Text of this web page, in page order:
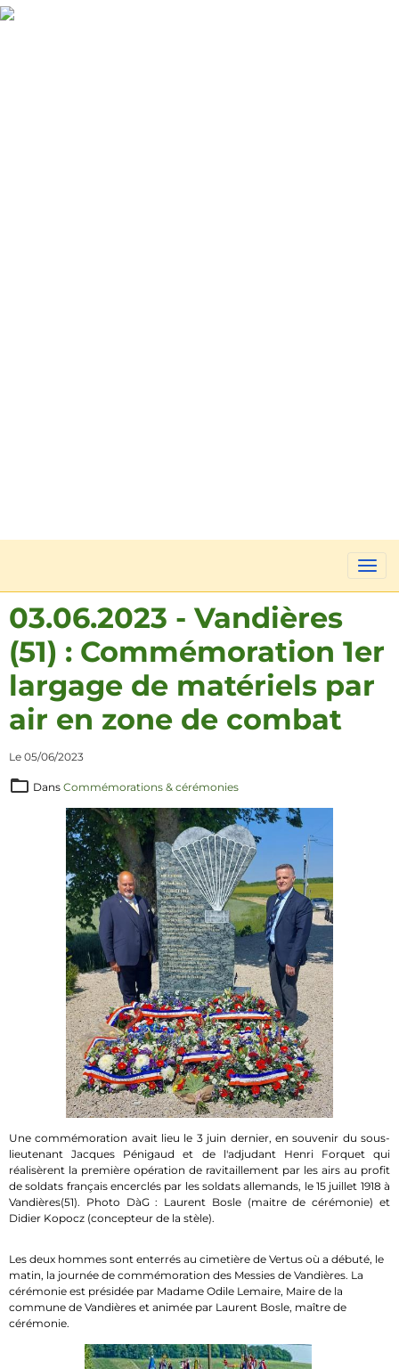
03.06.2023 - Vandières
(51) : Commémoration 1er
largage de matériels par
air en zone de combat
Le 05/06/2023
Dans Commémorations & cérémonies
Une commémoration avait lieu le 3 juin dernier, en souvenir du sous-
lieutenant Jacques Pénigaud et de l'adjudant Henri Forquet qui
réalisèrent la première opération de ravitaillement par les airs au profit
de soldats français encerclés par les soldats allemands, le 15 juillet 1918 à
Vandières(51). Photo DàG : Laurent Bosle (maitre de cérémonie) et
Didier Kopocz (concepteur de la stèle).
Les deux hommes sont enterrés au cimetière de Vertus où a débuté, le
matin, la journée de commémoration des Messies de Vandières. La
cérémonie est présidée par Madame Odile Lemaire, Maire de la
commune de Vandières et animée par Laurent Bosle, maître de
cérémonie.